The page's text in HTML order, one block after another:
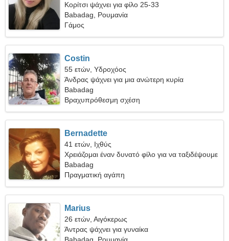
Κορίτσι ψάχνει για φίλο 25-33
Babadag, Ρουμανία
Γάμος
Costin
55 ετών, Υδροχόος
Άνδρας ψάχνει για μια ανώτερη κυρία
Babadag
Βραχυπρόθεσμη σχέση
Bernadette
41 ετών, Ιχθύς
Χρειάζομαι έναν δυνατό φίλο για να ταξιδέψουμε
μαζί
Babadag
Πραγματική αγάπη
Marius
26 ετών, Αιγόκερως
Άντρας ψάχνει για γυναίκα